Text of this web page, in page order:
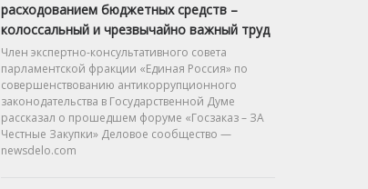
расходованием бюджетных средств –
колоссальный и чрезвычайно важный труд
Член экспертно-консультативного совета
парламентской фракции «Единая Россия» по
совершенствованию антикоррупционного
законодательства в Государственной Думе
рассказал о прошедшем форуме «Госзаказ – ЗА
Честные Закупки» Деловое сообщество —
newsdelo.com